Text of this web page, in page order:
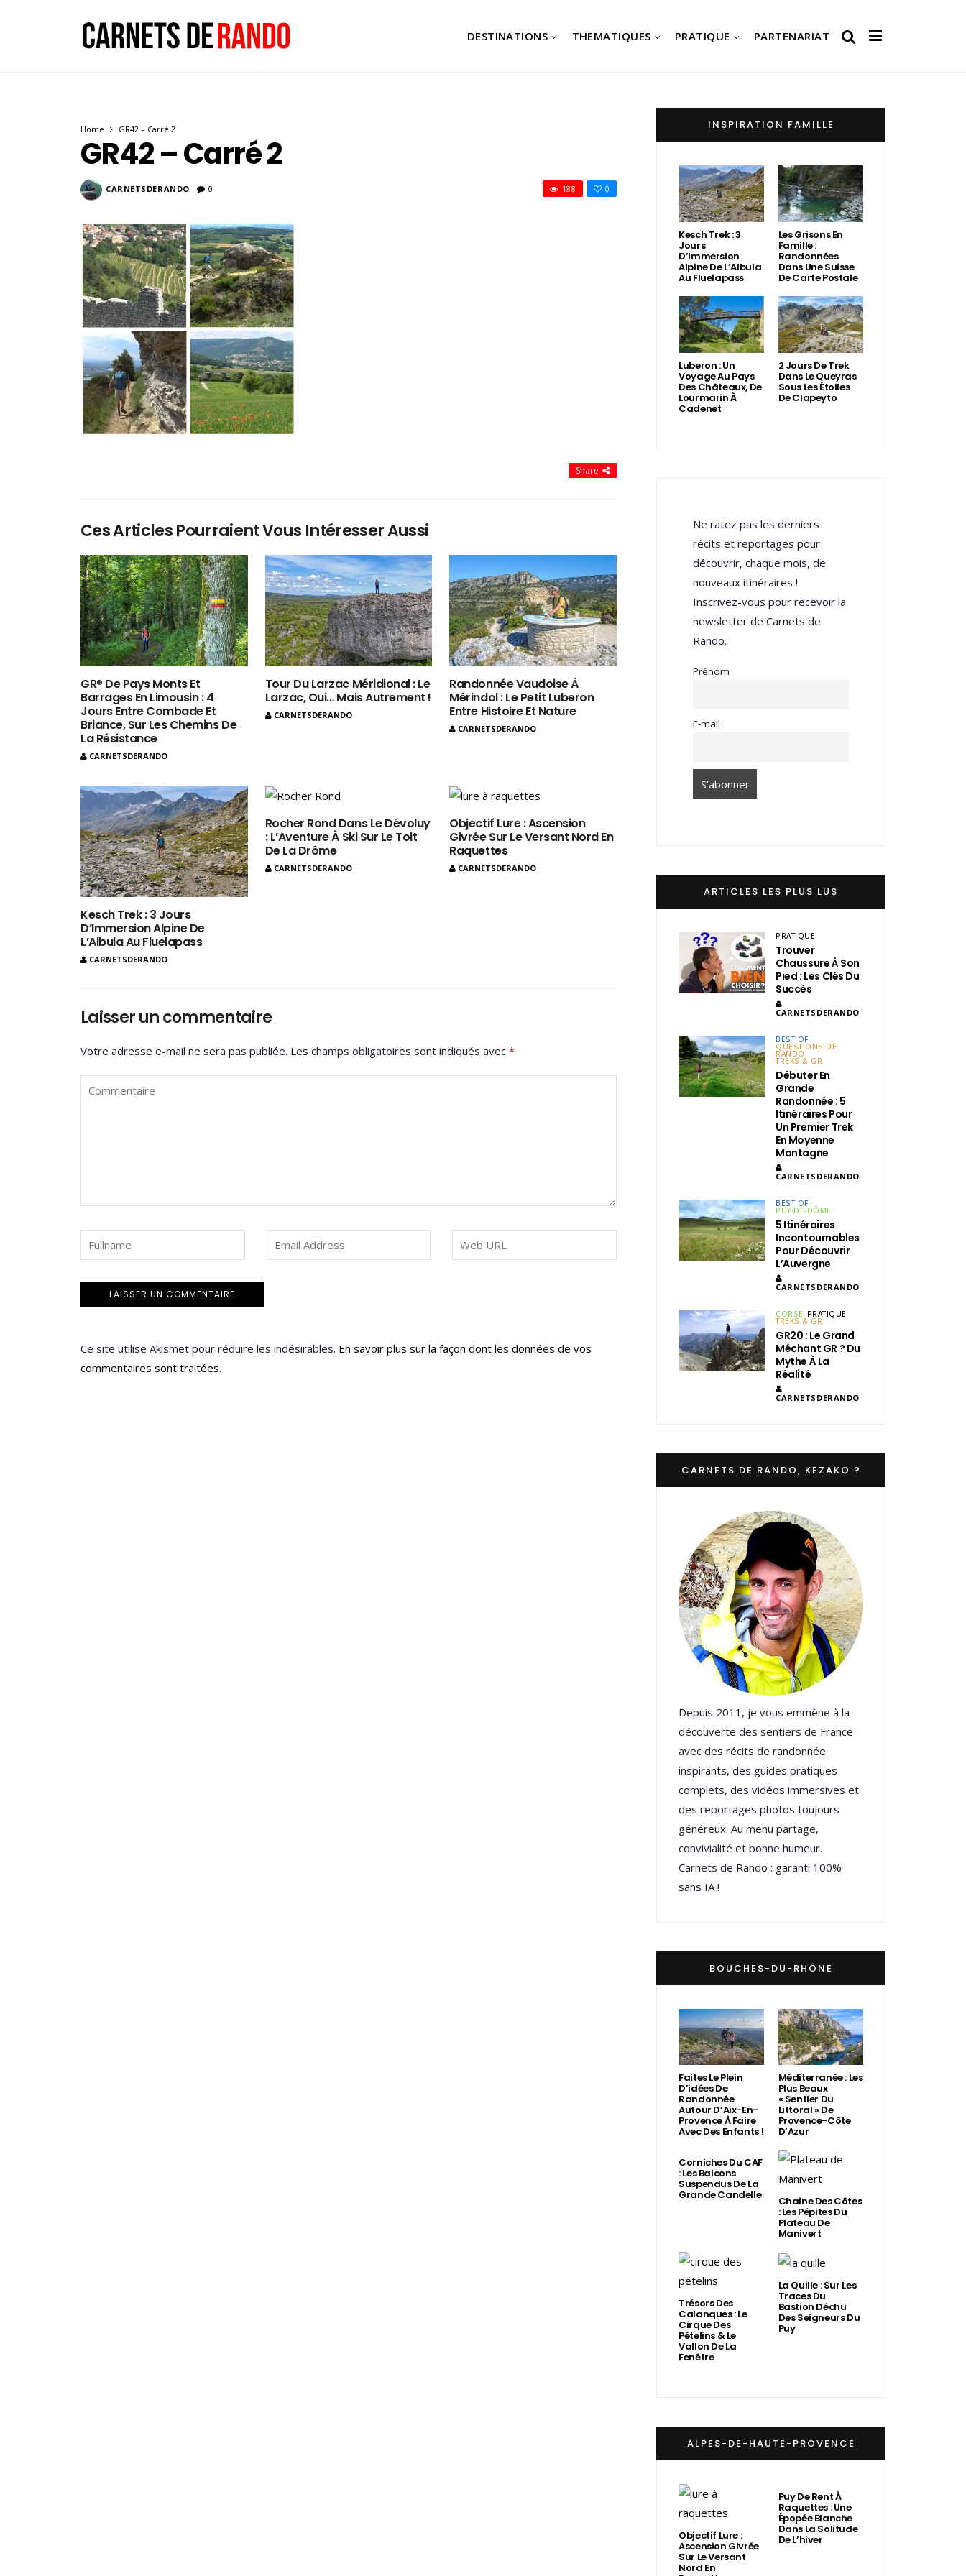
DESTINATIONS THEMATIQUES PRATIQUE PARTENARIAT
Home GR42 – Carré 2
GR42 – Carré 2
CARNETSDERANDO 0 0
188
Share
Ces Articles Pourraient Vous Intéresser Aussi
GR® De Pays Monts Et
Barrages En Limousin : 4
Jours Entre Combade Et
Briance, Sur Les Chemins De
La Résistance
CARNETSDERANDO
Tour Du Larzac Méridional : Le
Larzac, Oui… Mais Autrement !
CARNETSDERANDO
Randonnée Vaudoise À
Mérindol : Le Petit Luberon
Entre Histoire Et Nature
CARNETSDERANDO
Kesch Trek : 3 Jours
D’Immersion Alpine De
L’Albula Au Fluelapass
CARNETSDERANDO
Rocher Rond Dans Le Dévoluy
: L’Aventure À Ski Sur Le Toit
De La Drôme
CARNETSDERANDO
Objectif Lure : Ascension
Givrée Sur Le Versant Nord En
Raquettes
CARNETSDERANDO
Laisser un commentaire
Votre adresse e-mail ne sera pas publiée. Les champs obligatoires sont indiqués avec *
Ce site utilise Akismet pour réduire les indésirables. En savoir plus sur la façon dont les données de vos
commentaires sont traitées.
INSPIRATION FAMILLE
Kesch Trek : 3
Jours
D’Immersion
Alpine De L’Albula
Au Fluelapass
Les Grisons En
Famille :
Randonnées
Dans Une Suisse
De Carte Postale
Luberon : Un
Voyage Au Pays
Des Châteaux, De
Lourmarin À
Cadenet
2 Jours De Trek
Dans Le Queyras
Sous Les Étoiles
De Clapeyto
Ne ratez pas les derniers
récits et reportages pour
découvrir, chaque mois, de
nouveaux itinéraires !
Inscrivez-vous pour recevoir la
newsletter de Carnets de
Rando.
Prénom
E-mail
ARTICLES LES PLUS LUS
PRATIQUE
Trouver
Chaussure À Son
Pied : Les Clés Du
Succès
CARNETSDERANDO
BEST OF
QUESTIONS DE
RANDO
TREKS & GR
Débuter En
Grande
Randonnée : 5
Itinéraires Pour
Un Premier Trek
En Moyenne
Montagne
CARNETSDERANDO
BEST OF
PUY-DE-DÔME
5 Itinéraires
Incontournables
Pour Découvrir
L’Auvergne
CARNETSDERANDO
CORSE PRATIQUE
TREKS & GR
GR20 : Le Grand
Méchant GR ? Du
Mythe À La
Réalité
CARNETSDERANDO
CARNETS DE RANDO, KEZAKO ?
Depuis 2011, je vous emmène à la
découverte des sentiers de France
avec des récits de randonnée
inspirants, des guides pratiques
complets, des vidéos immersives et
des reportages photos toujours
généreux. Au menu partage,
convivialité et bonne humeur.
Carnets de Rando : garanti 100%
sans IA !
BOUCHES-DU-RHÔNE
Faites Le Plein
D’idées De
Randonnée
Autour D’Aix-En-
Provence À Faire
Avec Des Enfants !
Méditerranée : Les
Plus Beaux
« Sentier Du
Littoral » De
Provence-Côte
D’Azur
Corniches Du CAF
: Les Balcons
Suspendus De La
Grande Candelle Chaîne Des Côtes
: Les Pépites Du
Plateau De
Manivert
Trésors Des
Calanques : Le
Cirque Des
Pételins & Le
Vallon De La
Fenêtre
La Quille : Sur Les
Traces Du
Bastion Déchu
Des Seigneurs Du
Puy
ALPES-DE-HAUTE-PROVENCE
Objectif Lure :
Ascension Givrée
Sur Le Versant
Nord En
Puy De Rent À
Raquettes : Une
Épopée Blanche
Dans La Solitude
De L’hiver